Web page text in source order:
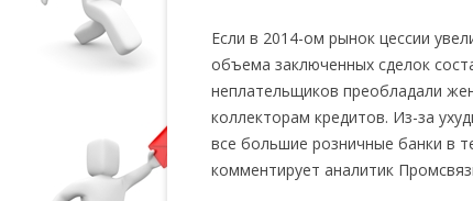
Если в 2014-ом рынок цессии
объема заключенных сделок
неплательщиков преобладали
коллекторам кредитов. Из-за
все большие розничные банки в
комментирует аналитик